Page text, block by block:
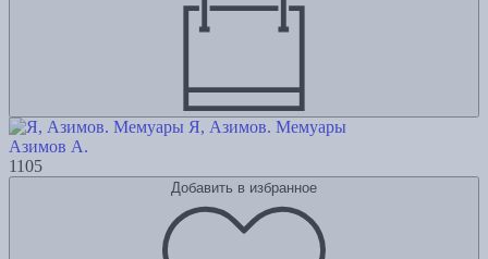
Я, Азимов. Мемуары
Азимов А.
1105
Добавить в избранное